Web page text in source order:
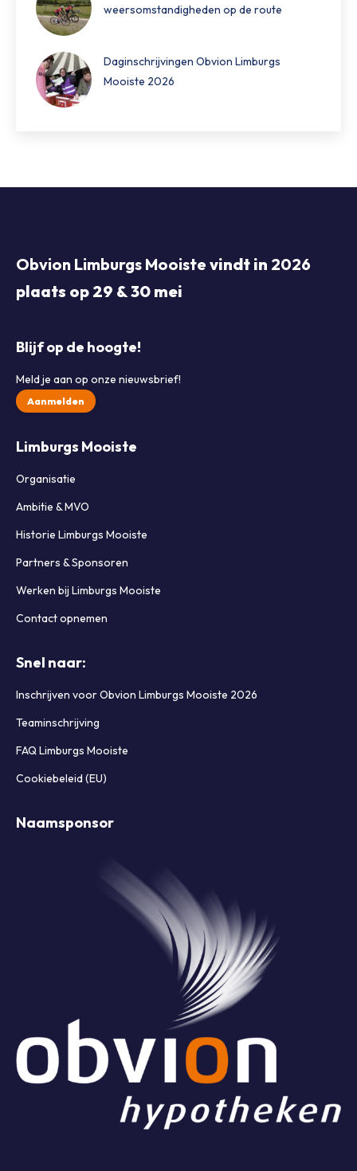
weersomstandigheden op de route
Daginschrijvingen Obvion Limburgs
Mooiste 2026
Obvion Limburgs Mooiste vindt in 2026
plaats op 29 & 30 mei
Blijf op de hoogte!
Meld je aan op onze nieuwsbrief!
Aanmelden
Limburgs Mooiste
Organisatie
Ambitie & MVO
Historie Limburgs Mooiste
Partners & Sponsoren
Werken bij Limburgs Mooiste
Contact opnemen
Snel naar:
Inschrijven voor Obvion Limburgs Mooiste 2026
Teaminschrijving
FAQ Limburgs Mooiste
Cookiebeleid (EU)
Naamsponsor